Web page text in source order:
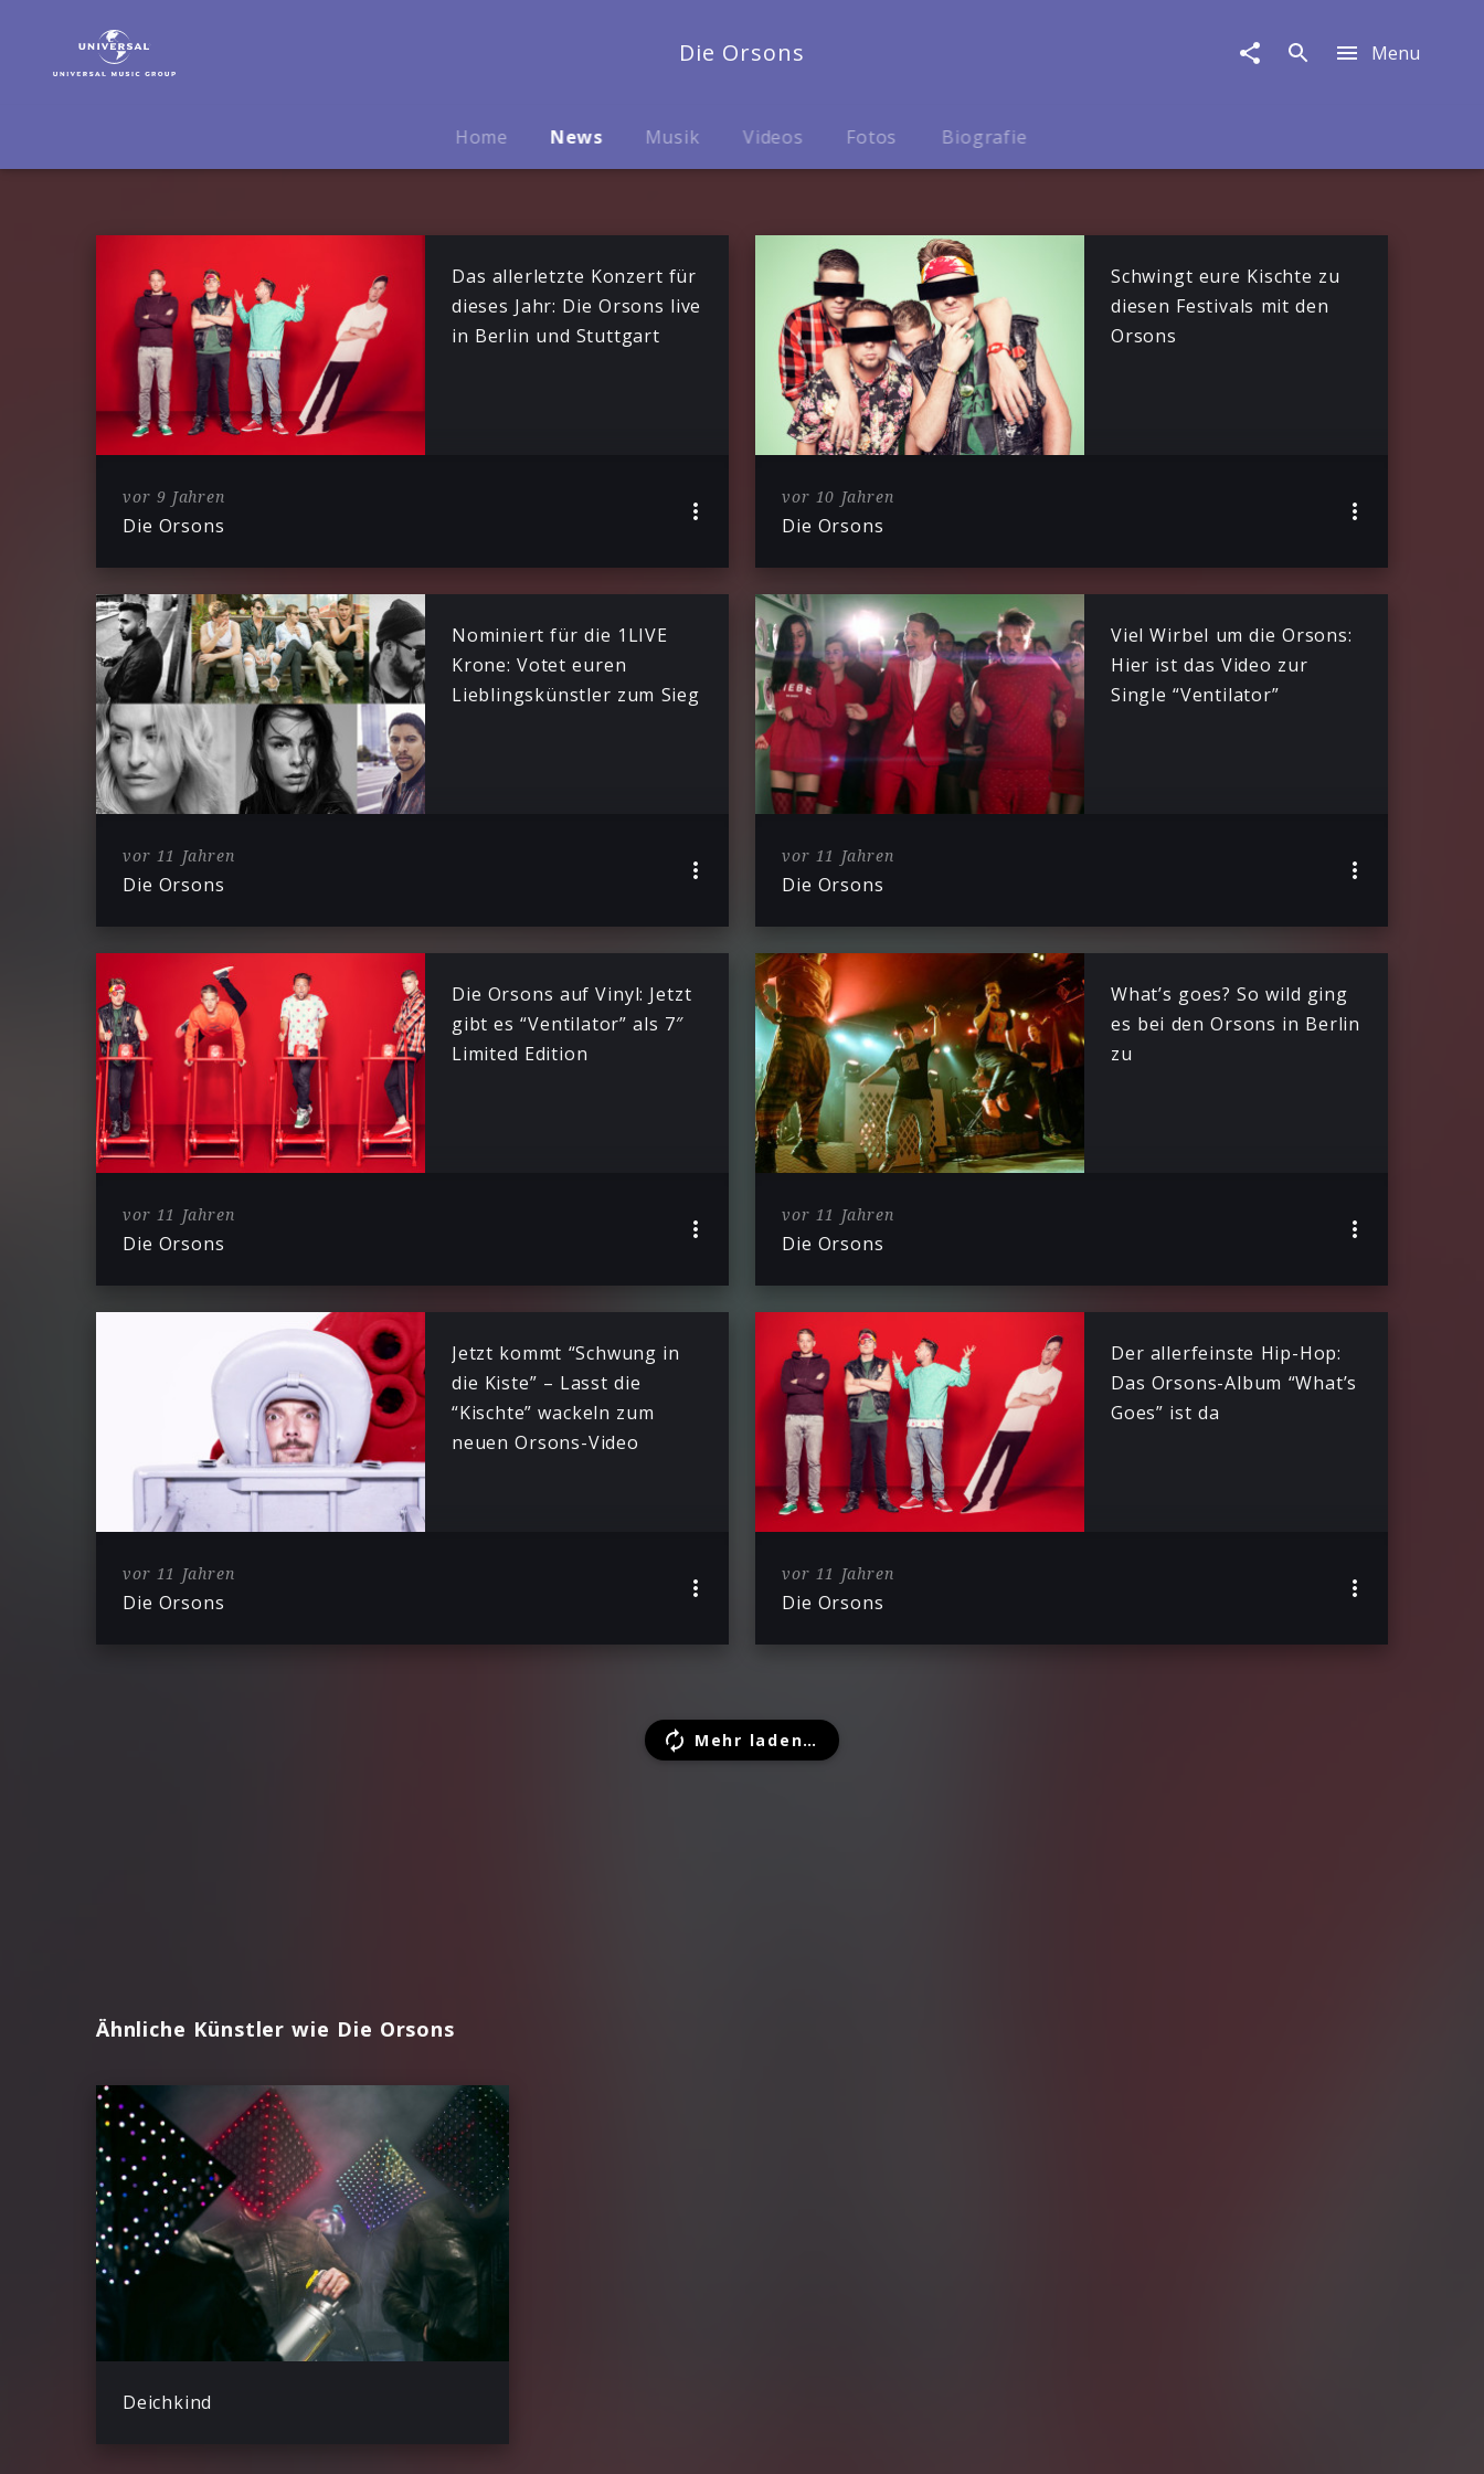
Die Orsons Menu
Home News Musik Videos Fotos Biografie
Das allerletzte Konzert für
dieses Jahr: Die Orsons live
in Berlin und Stuttgart
vor 9 Jahren
Die Orsons
Schwingt eure Kischte zu
diesen Festivals mit den
Orsons
vor 10 Jahren
Die Orsons
Nominiert für die 1LIVE
Krone: Votet euren
Lieblingskünstler zum Sieg
vor 11 Jahren
Die Orsons
Viel Wirbel um die Orsons:
Hier ist das Video zur
Single “Ventilator”
vor 11 Jahren
Die Orsons
Die Orsons auf Vinyl: Jetzt
gibt es “Ventilator” als 7″
Limited Edition
vor 11 Jahren
Die Orsons
What’s goes? So wild ging
es bei den Orsons in Berlin
zu
vor 11 Jahren
Die Orsons
Jetzt kommt “Schwung in
die Kiste” – Lasst die
“Kischte” wackeln zum
neuen Orsons-Video
vor 11 Jahren
Die Orsons
Der allerfeinste Hip-Hop:
Das Orsons-Album “What’s
Goes” ist da
vor 11 Jahren
Die Orsons
Mehr laden…
Ähnliche Künstler wie Die Orsons
Deichkind